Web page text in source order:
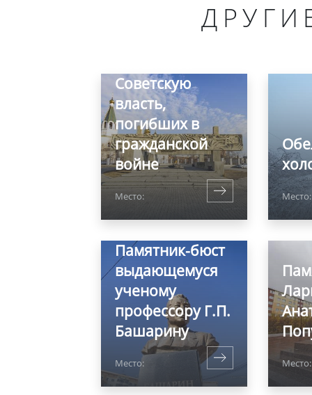
Советскую
власть,
погибших в
гражданской
войне
Место: Место:
Памятник-бюст
выдающемуся
ученому
профессору Г.П.
Башарину
Место: Место: